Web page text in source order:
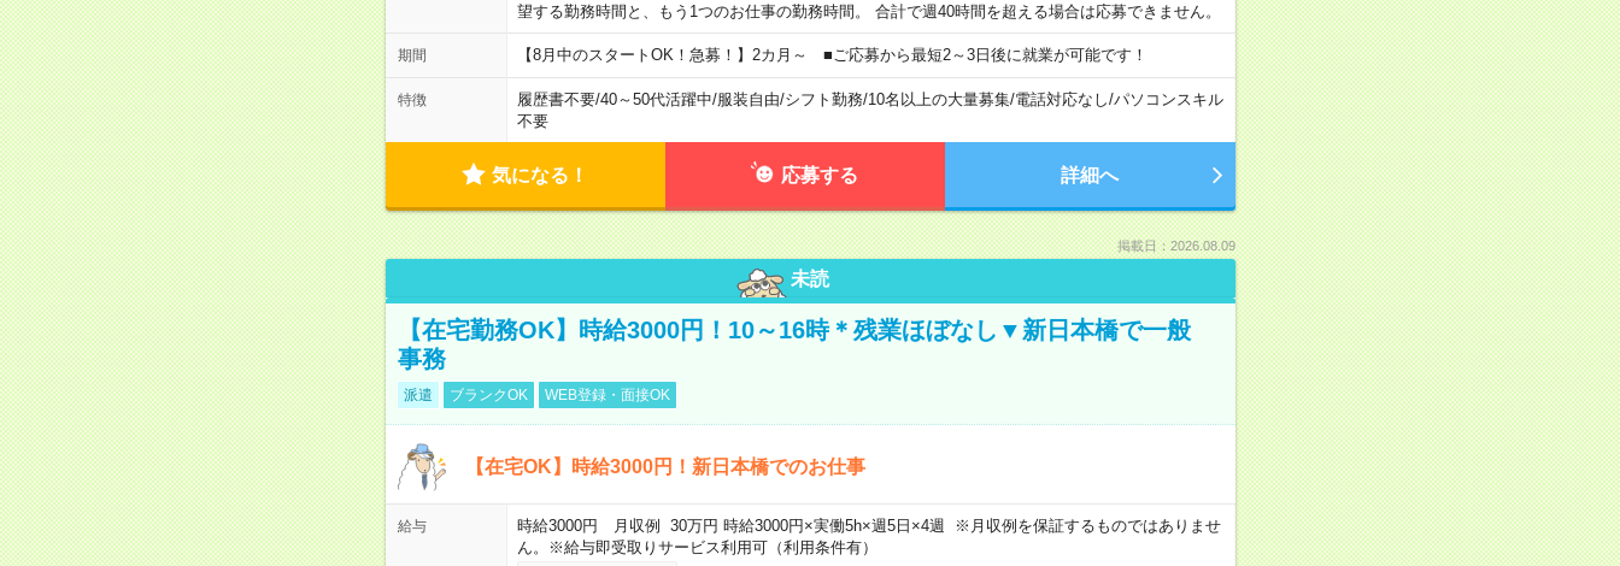
望する勤務時間と、もう1つのお仕事の勤務時間。 合計で週40時間を超える場合は応募できません。
期間 【8月中のスタートOK！急募！】2カ月～ ■ご応募から最短2～3日後に就業が可能です！
特徴 履歴書不要/40～50代活躍中/服装自由/シフト勤務/10名以上の大量募集/電話対応なし/パソコンスキル
不要
気になる！ 応募する 詳細へ
掲載日：2026.08.09
未読
【在宅勤務OK】時給3000円！10～16時＊残業ほぼなし▼新日本橋で一般
事務
派遣 ブランクOK WEB登録・面接OK
【在宅OK】時給3000円！新日本橋でのお仕事
給与
時給3000円 月収例 30万円 時給3000円×実働5h×週5日×4週 ※月収例を保証するものではありませ
ん。※給与即受取りサービス利用可（利用条件有）